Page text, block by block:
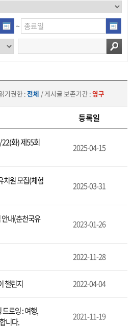
~
기권한 :전체 / 게시글 보존기간 :영구
등록일
화) 제55회
2025-04-15
치원 모집(체험
2025-03-31
내(춘천국유
2023-01-26
2022-11-28
챌린지 2022-04-04
로잉 : 여행,
니다.
2021-11-19